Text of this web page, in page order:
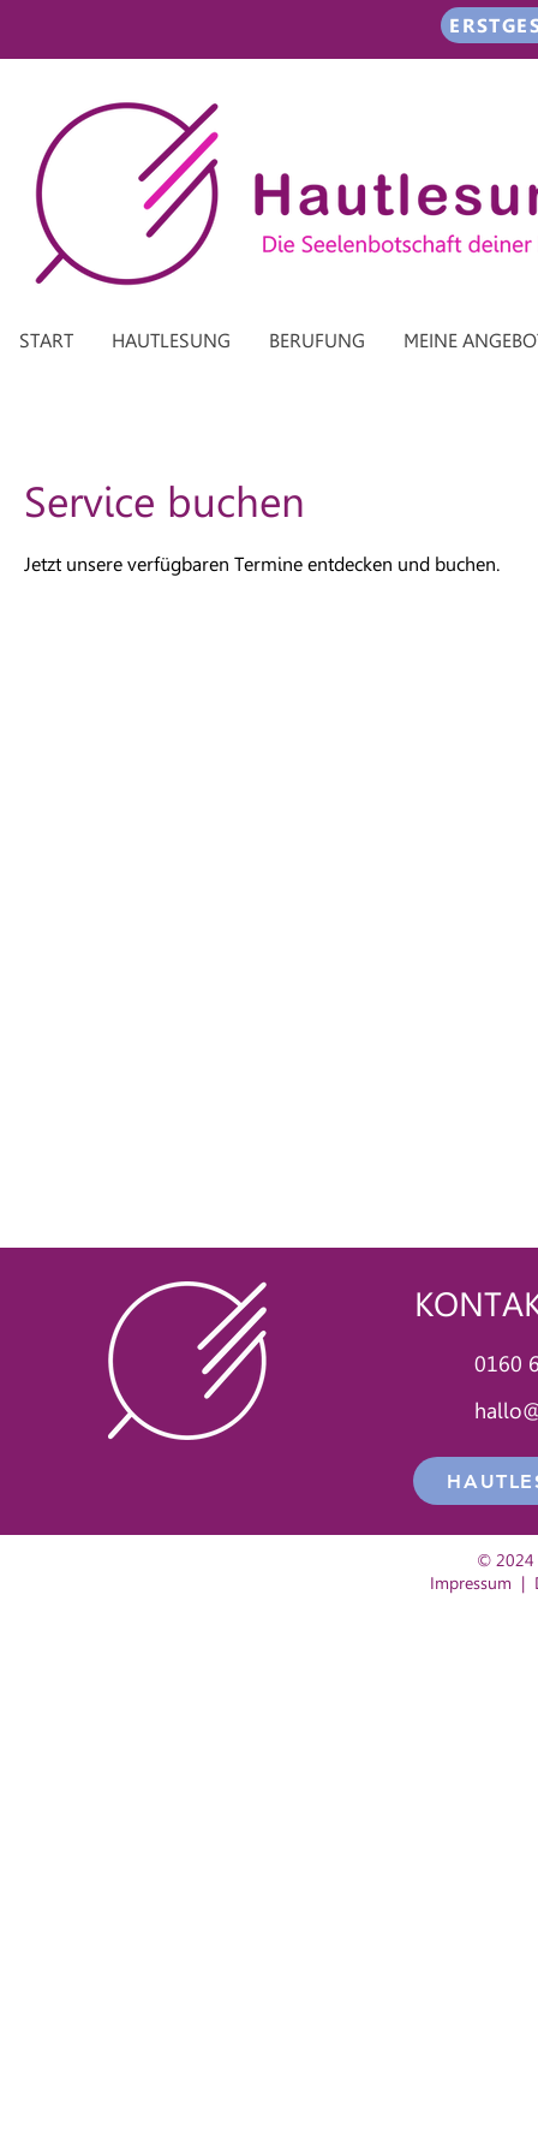
START HAUTLESUNG BERUFUNG MEINE
Service buchen
Jetzt unsere verfügbaren Termine entdecken und buchen.
0160
© 2024
Impressum |